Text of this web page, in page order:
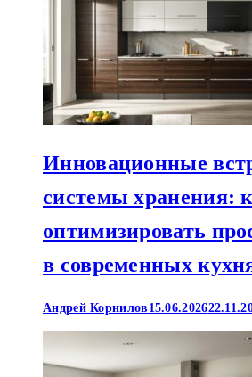
Инновационные
системы хранения:
оптимизировать
в современных
Андрей Корнилов 15.06.2026